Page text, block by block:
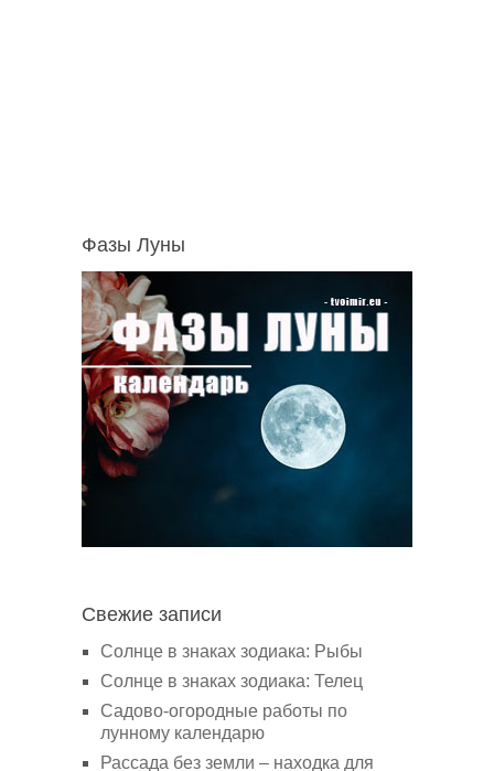
Фазы Луны
Свежие записи
Солнце в знаках зодиака: Рыбы
Солнце в знаках зодиака: Телец
Садово-огородные работы по
лунному календарю
Рассада без земли – находка для